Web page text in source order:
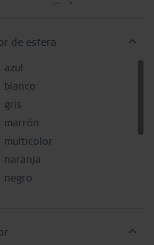
negro cepillado
negro pulido/cepillado
oro brillante
oro pulido/cepillado
oro rosa pulido
oro rosa pulido/cepillado
plata brillante
plata cepillada
de esfera
azul
blanco
gris
marrón
multicolor
naranja
negro
púrpura